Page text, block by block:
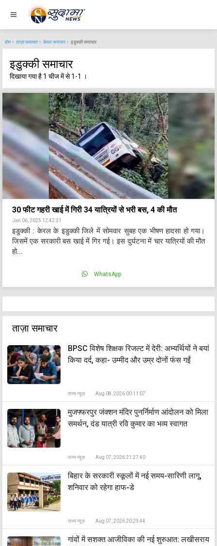
होम ताज़ा समाचार केरल समाचार इडुक्की समाचार
इडुक्की समाचार
दिखाया गया है 1 चीज में से 1-1 ।
30 फीट गहरी खाई में गिरी 34 यात्रियों से भरी बस, 4 की मौत
Jan 06, 2025 12:42:31
इडुक्की : केरल के इडुक्की जिले में सोमवार सुबह एक भीषण हादसा हो गया।
जिसमें एक सरकारी बस खाई में गिर गई। इस दुर्घटना में चार यात्रियों की मौत
हो...
WhatsApp
ताज़ा समाचार
BPSC विशेष शिक्षक रिजल्ट में देरी: अभ्यर्थियों ने बयां
किया दर्द, कहा- उम्मीद और उम्र दोनों फंस गईं
राज्य न्यूज़ Aug 08, 2026 00:11:07
मुजफ्फरपुर जंक्शन मंदिर पुनर्निर्माण आंदोलन को मिला
समर्थन, दंड यात्री रवि कुमार का भव्य स्वागत
राज्य न्यूज़ Aug 07, 2026 21:27:40
बिहार के सरकारी स्कूलों में नई समय-सारिणी लागू,
शनिवार को रहेगा हाफ-डे
राज्य न्यूज़ Aug 07, 2026 20:29:44
​गांवों में सशक्त आजीविका की नई शुरुआत: लखीसराय